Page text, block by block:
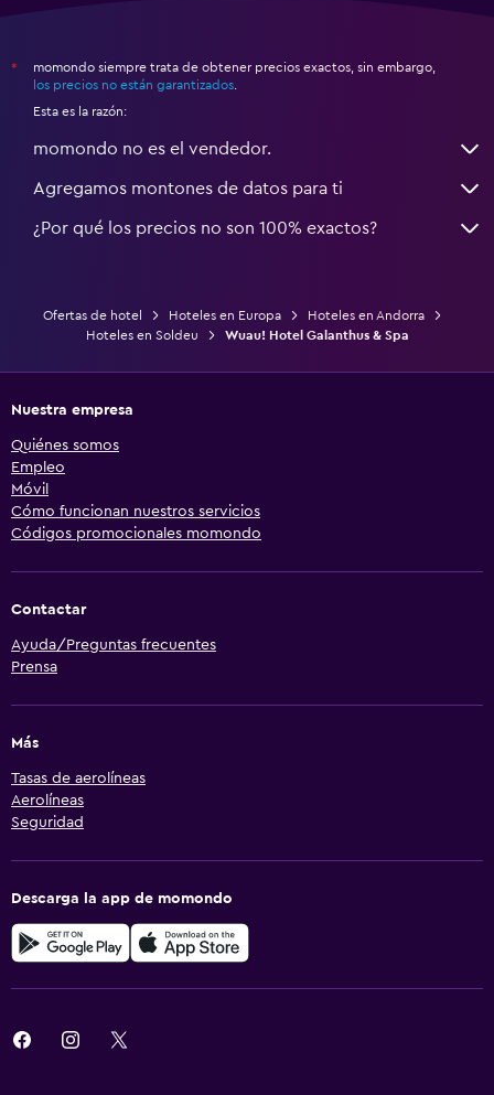
*
momondo siempre trata de obtener precios exactos, sin embargo,
los precios no están garantizados
Esta es la razón:
momondo no es el vendedor.
Agregamos montones de datos para ti
¿Por qué los precios no son 100% exactos?
Ofertas de hotel Hoteles en Europa
Hoteles en Andorra
Hoteles en Soldeu
Wuau! Hotel Galanthus & Spa
Nuestra empresa
Quiénes somos
Empleo
Móvil
Cómo funcionan nuestros servicios
Códigos promocionales momondo
Contactar
Ayuda/Preguntas frecuentes
Prensa
Más
Tasas de aerolíneas
Aerolíneas
Seguridad
Descarga la app de momondo